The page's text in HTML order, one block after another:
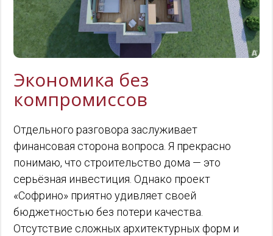
Экономика без
компромиссов
Отдельного разговора заслуживает
финансовая сторона вопроса. Я прекрасно
понимаю, что строительство дома — это
серьёзная инвестиция. Однако проект
«Софрино» приятно удивляет своей
бюджетностью без потери качества.
Отсутствие сложных архитектурных форм и